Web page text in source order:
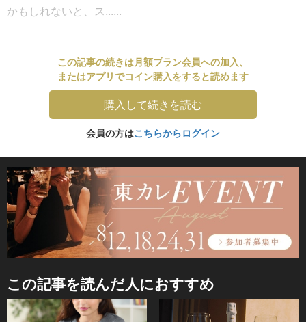
かもしれないと、ス......
この記事の続きは月額プラン会員への加入、
またはアプリでコイン購入をすると読めます
購入して続きを読む
会員の方はこちらからログイン
この記事を読んだ人におすすめ